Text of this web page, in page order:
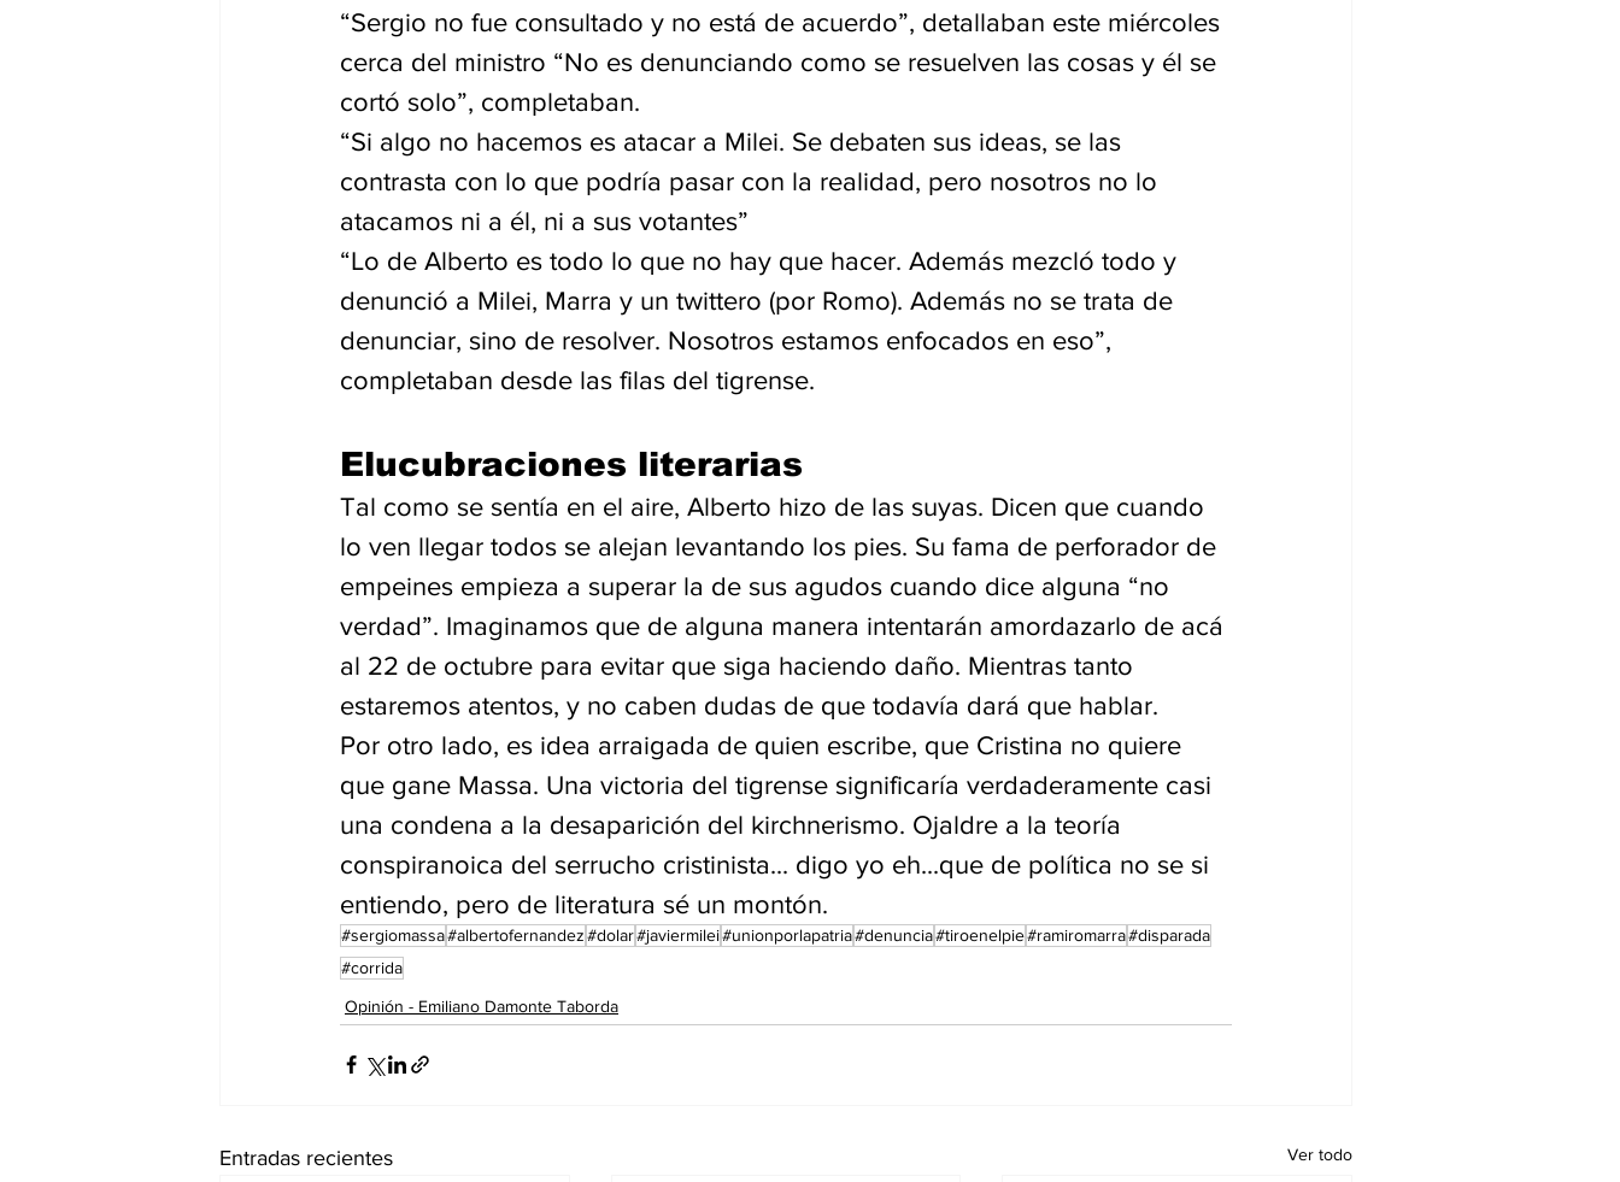
“Sergio no fue consultado y no está de acuerdo”, detallaban este miércoles
cerca del ministro “No es denunciando como se resuelven las cosas y él se
cortó solo”, completaban.
“Si algo no hacemos es atacar a Milei. Se debaten sus ideas, se las
contrasta con lo que podría pasar con la realidad, pero nosotros no lo
atacamos ni a él, ni a sus votantes”
“Lo de Alberto es todo lo que no hay que hacer. Además mezcló todo y
denunció a Milei, Marra y un twittero (por Romo). Además no se trata de
denunciar, sino de resolver. Nosotros estamos enfocados en eso”,
completaban desde las filas del tigrense.
Elucubraciones literarias
Tal como se sentía en el aire, Alberto hizo de las suyas. Dicen que cuando
lo ven llegar todos se alejan levantando los pies. Su fama de perforador de
empeines empieza a superar la de sus agudos cuando dice alguna “no
verdad”. Imaginamos que de alguna manera intentarán amordazarlo de acá
al 22 de octubre para evitar que siga haciendo daño. Mientras tanto
estaremos atentos, y no caben dudas de que todavía dará que hablar.
Por otro lado, es idea arraigada de quien escribe, que Cristina no quiere
que gane Massa. Una victoria del tigrense significaría verdaderamente casi
una condena a la desaparición del kirchnerismo. Ojaldre a la teoría
conspiranoica del serrucho cristinista... digo yo eh...que de política no se si
entiendo, pero de literatura sé un montón.
#sergiomassa#albertofernandez#dolar#javiermilei#unionporlapatria#denuncia#tiroenelpie#ramiromarra#disparada
#corrida
Opinión - Emiliano Damonte Taborda
Entradas recientes Ver todo